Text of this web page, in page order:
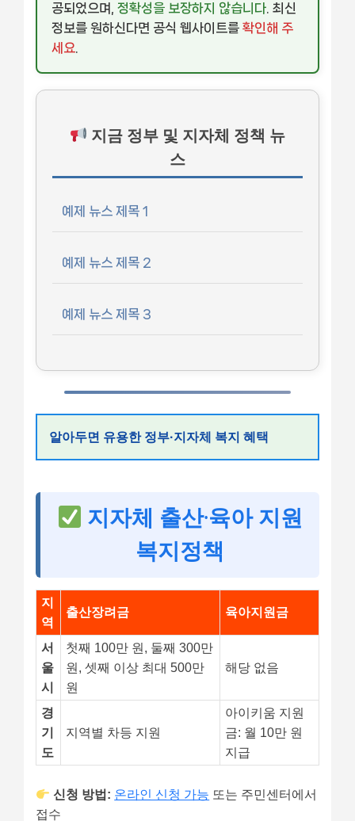
공되었으며, 정확성을 보장하지 않습니다 . 최신
정보를 원하신다면 공식 웹사이트를 확인해 주
세요
지금 정부 및 지자체 정책 뉴
스
예제 뉴스 제목 1
예제 뉴스 제목 2
예제 뉴스 제목 3
알아두면 유용한 정부·지자체 복지 혜택
지자체 출산·육아 지원
복지정책
지
역
출산장려금 육아지원금
서
울
시
첫째 100만 원, 둘째 300만
원, 셋째 이상 최대 500만
원
해당 없음
경
기
도
지역별 차등 지원
아이키움 지원
금: 월 10만 원
지급
신청 방법: 온라인 신청 가능 또는 주민센터에서
접수